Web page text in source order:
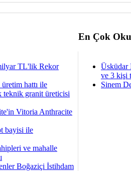
En Çok
TL'lik Rekor
hattı ile
granit üreticisi
Vitoria Anthracite
bayisi ile
ve mahalle
Boğaziçi İstihdam
Üsküdar
ve 3 kişi
Sinem